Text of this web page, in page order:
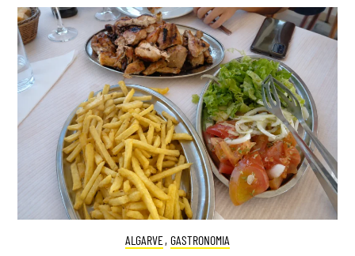
ALGARVE, GASTRONOMIA